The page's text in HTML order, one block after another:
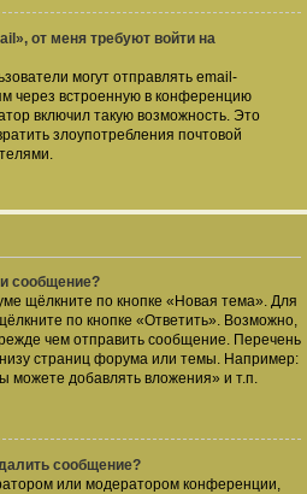
от меня требуют войти на
могут отправлять email-
через встроенную в конференцию
включил такую возможность. Это
злоупотребления почтовой
сообщение?
щёлкните по кнопке «Новая тема». Для
по кнопке «Ответить». Возможно,
чем отправить сообщение. Перечень
страниц форума или темы. Например:
добавлять вложения» и т.п.
сообщение?
или модератором конференции,